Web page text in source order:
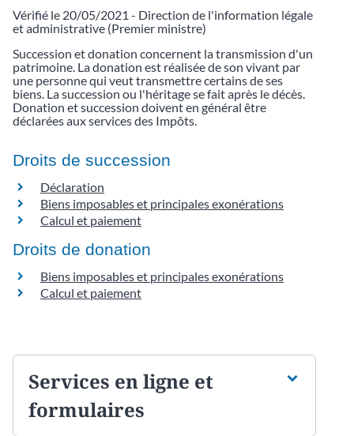
Vérifié le 20/05/2021 - Direction de l'information légale
et administrative (Premier ministre)
Succession et donation concernent la transmission d'un
patrimoine. La donation est réalisée de son vivant par
une personne qui veut transmettre certains de ses
biens. La succession ou l'héritage se fait après le décès.
Donation et succession doivent en général être
déclarées aux services des Impôts.
Droits de succession
Déclaration
Biens imposables et principales exonérations
Calcul et paiement
Droits de donation
Biens imposables et principales exonérations
Calcul et paiement
Services en ligne et
formulaires